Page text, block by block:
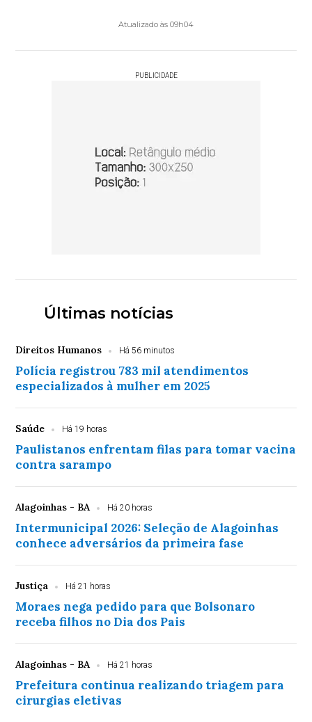
Atualizado às 09h04
PUBLICIDADE
Últimas notícias
Direitos Humanos Há 56 minutos
Polícia registrou 783 mil atendimentos
especializados à mulher em 2025
Saúde Há 19 horas
Paulistanos enfrentam filas para tomar vacina
contra sarampo
Alagoinhas - BA Há 20 horas
Intermunicipal 2026: Seleção de Alagoinhas
conhece adversários da primeira fase
Justiça Há 21 horas
Moraes nega pedido para que Bolsonaro
receba filhos no Dia dos Pais
Alagoinhas - BA Há 21 horas
Prefeitura continua realizando triagem para
cirurgias eletivas